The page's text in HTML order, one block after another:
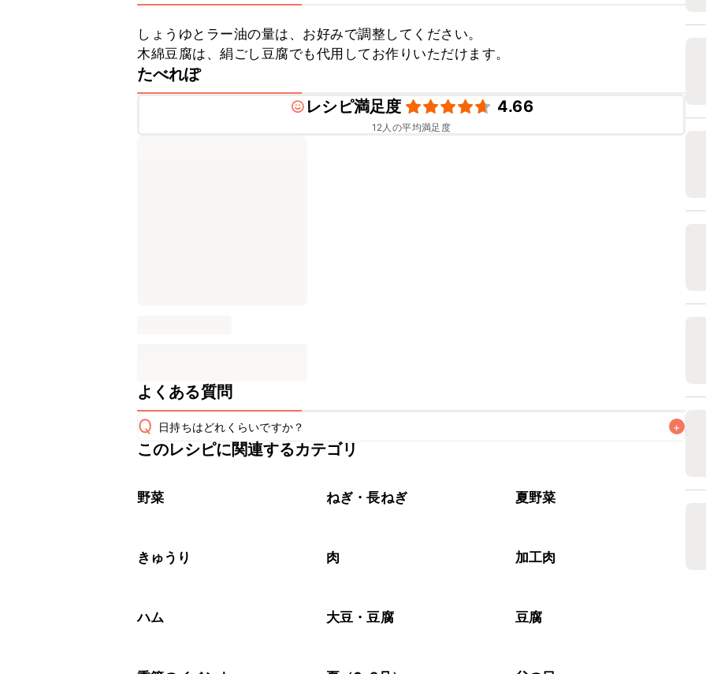
しょうゆとラー油の量は、お好みで調整してください。
木綿豆腐は、絹ごし豆腐でも代用してお作りいただけます。
たべれぽ
レシピ満足度
4.66
12人の平均満足度
よくある質問
Q 日持ちはどれくらいですか？ +
保存期間は冷蔵で当日中が目安です。なるべくお早めにお召し上がりください。
※日持ちは目安です。
このレシピに関連するカテゴリ
野菜 ねぎ・長ねぎ 夏野菜
きゅうり 肉 加工肉
ハム 大豆・豆腐 豆腐